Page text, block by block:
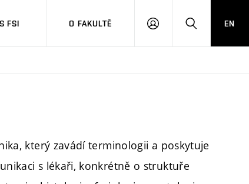
FSI O FAKULTĚ
PŘIHLÁŠENÍHLEDAT
EN
který zavádí terminologii a poskytuje
s lékaři, konkrétně o struktuře